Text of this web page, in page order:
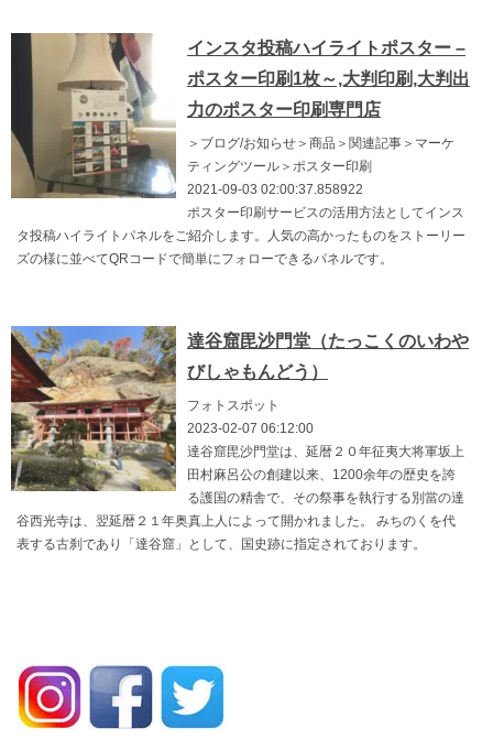
インスタ投稿ハイライトポスター –
ポスター印刷1枚～,大判印刷,大判出
力のポスター印刷専門店
＞ブログ/お知らせ＞商品＞関連記事＞マーケ
ティングツール＞ポスター印刷
2021-09-03 02:00:37.858922
ポスター印刷サービスの活用方法としてインス
タ投稿ハイライトパネルをご紹介します。人気の高かったものをストーリー
ズの様に並べてQRコードで簡単にフォローできるパネルです。
達谷窟毘沙門堂（たっこくのいわや
びしゃもんどう）
フォトスポット
2023-02-07 06:12:00
達谷窟毘沙門堂は、延暦２０年征夷大将軍坂上
田村麻呂公の創建以来、1200余年の歴史を誇
る護国の精舎で、その祭事を執行する別當の達
谷西光寺は、翌延暦２１年奥真上人によって開かれました。 みちのくを代
表する古刹であり「達谷窟」として、国史跡に指定されております。